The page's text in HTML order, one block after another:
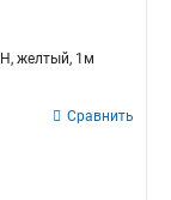
желтый, 1м
Сравнить